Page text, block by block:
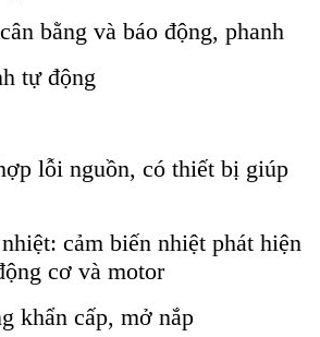
bằng và báo động, phanh
tự động
lỗi nguồn, có thiết bị giúp
cảm biến nhiệt phát hiện
cơ và motor
khẩn cấp, mở nắp